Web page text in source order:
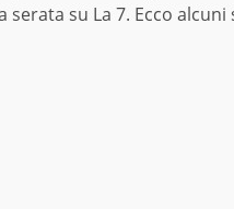
su La 7. Ecco alcuni